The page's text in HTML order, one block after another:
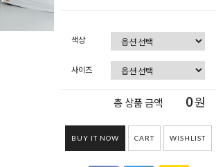
색상
사이즈
총 상품 금액 0원
BUY IT NOW CART WISHLIST